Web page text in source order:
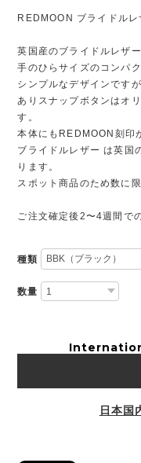
REDMOON ブライドル
英国産のブライドルレザ
手のひらサイズのコンパ
シンプルなデザインです
ありスナップボタンはオ
す。
本体にもREDMOON刻印
ブライドルレザー は英国
ります。
スポット商品のため数に
ご注文確定後2〜4週間で
種類
数量
日本国